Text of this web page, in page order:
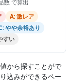
数 で算出
A: 激レア
やや余裕あり
すい
から探すことがで
込みができるペー